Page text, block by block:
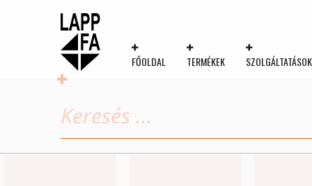
FŐOLDAL TERMÉKEK SZOLGÁLTATÁSOK